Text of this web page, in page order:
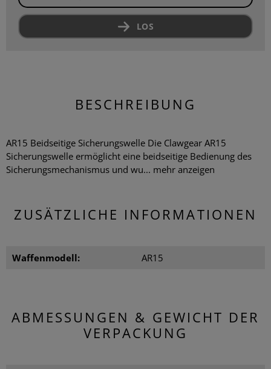
LOS
BESCHREIBUNG
AR15 Beidseitige Sicherungswelle Die Clawgear AR15
Sicherungswelle ermöglicht eine beidseitige Bedienung des
Sicherungsmechanismus und wu... mehr anzeigen
ZUSÄTZLICHE INFORMATIONEN
Waffenmodell: AR15
ABMESSUNGEN & GEWICHT DER
VERPACKUNG